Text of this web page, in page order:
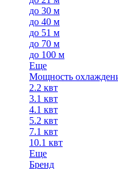
до 30 м
до 40 м
до 51 м
до 70 м
до 100 м
Еще
Мощность
2.2 квт
3.1 квт
4.1 квт
5.2 квт
7.1 квт
10.1 квт
Еще
Бренд